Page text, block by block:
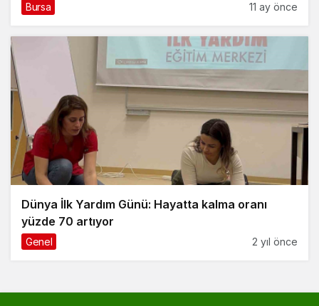
Bursa 11 ay önce
Dünya İlk Yardım Günü: Hayatta kalma oranı
yüzde 70 artıyor
Genel 2 yıl önce